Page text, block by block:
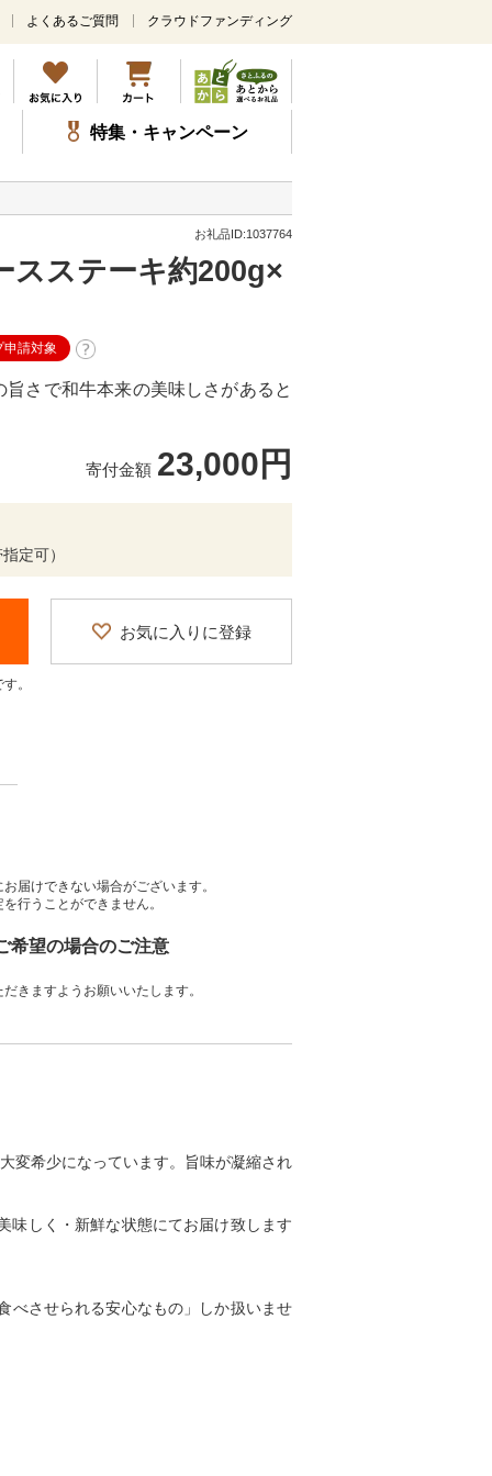
メ
ン
コ
ン
テ
ツ
ッ
よくあるご質問 クラウドファンディング
特集・キャンペーン
お礼品ID:1037764
ステーキ約200g×
申請対象
旨さで和牛本来の美味しさがあると
寄付金額 23,000円
定可）
お気に入りに登録
。
届けできない場合がございます。
行うことができません。
希望の場合のご注意
きますようお願いいたします。
変希少になっています。旨味が凝縮され
味しく・新鮮な状態にてお届け致します
べさせられる安心なもの」しか扱いませ